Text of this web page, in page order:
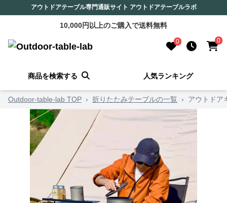
アウトドアテーブル専門通販サイト アウトドアテーブルラボ
10,000円以上のご購入で送料無料
0 0
商品を検索する 人気ランキング
Outdoor-table-lab TOP › 折りたたみテーブルの一覧 › アウトドア